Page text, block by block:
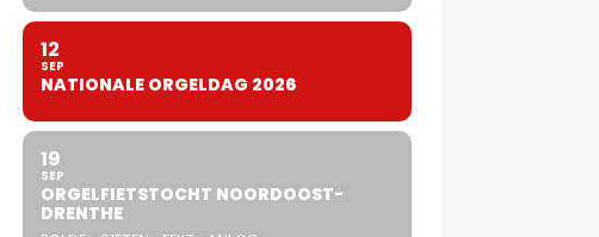
12
SEP
NATIONALE ORGELDAG 2026
19
SEP
ORGELFIETSTOCHT NOORDOOST-
DRENTHE